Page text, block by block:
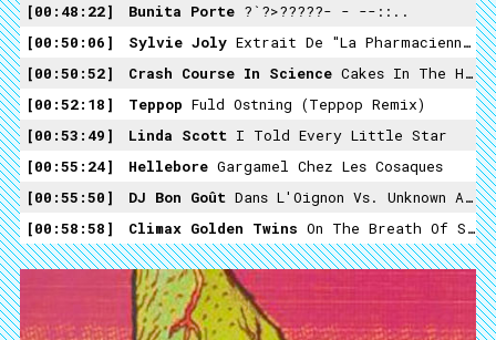
00:48:22
Bunita Porte ?`?>?????- - --::..
00:50:06
Sylvie Joly Extrait De "La Pharmacienne"
00:50:52
Crash Course In Science Cakes In The Home
00:52:18
Teppop Fuld Ostning (Teppop Remix)
00:53:49
Linda Scott I Told Every Little Star
00:55:24
Hellebore Gargamel Chez Les Cosaques
00:55:50
DJ Bon Goût Dans L'Oignon Vs. Unknown Artist - Start The Day Right
00:58:58
Climax Golden Twins On The Breath Of Small Children